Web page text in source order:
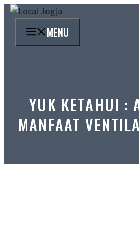
Skip
content
MENU
YUK KETAHUI :
MANFAAT